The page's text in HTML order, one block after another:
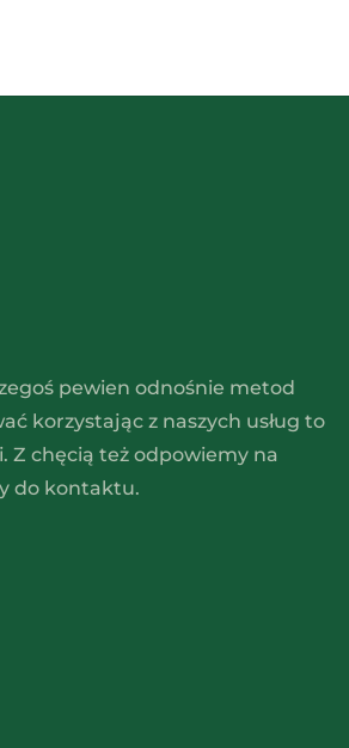
pewien odnośnie metod
korzystając z naszych usług to
Z chęcią też odpowiemy na
do kontaktu.